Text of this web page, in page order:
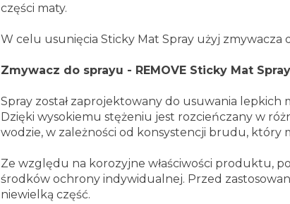
części maty.
W celu usunięcia Sticky Mat Spray użyj zmywacza
Zmywacz do sprayu - REMOVE Sticky Mat Spray
Spray został zaprojektowany do usuwania lepkich
Dzięki wysokiemu stężeniu jest rozcieńczany w
wodzie, w zależności od konsystencji brudu, który
Ze względu na korozyjne właściwości produktu,
środków ochrony indywidualnej. Przed
niewielką część.